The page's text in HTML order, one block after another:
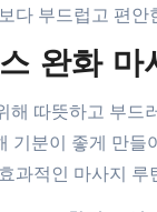
다 부드럽고 편안
완화 마
해 따뜻하고 부드
기분이 좋게 만들
과적인 마사지 루